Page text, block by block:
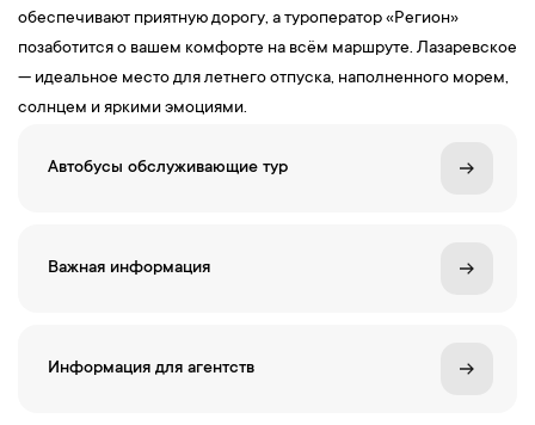
обеспечивают приятную дорогу, а туроператор «Регион»
позаботится о вашем комфорте на всём маршруте. Лазаревское
— идеальное место для летнего отпуска, наполненного морем,
солнцем и яркими эмоциями.
Автобусы обслуживающие тур
Важная информация
Информация для агентств